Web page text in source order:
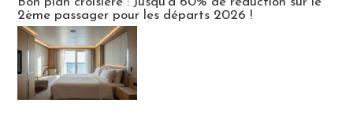
2ème passager pour les départs 2026 !